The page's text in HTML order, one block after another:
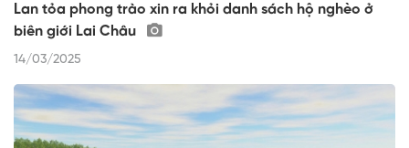
Lan tỏa phong trào xin ra khỏi danh sách hộ nghèo ở
biên giới Lai Châu
14/03/2025